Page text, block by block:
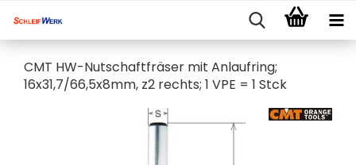
CMT HW-Nutschaftfräser mit Anlaufring;
16x31,7/66,5x8mm, z2 rechts; 1 VPE = 1 Stck